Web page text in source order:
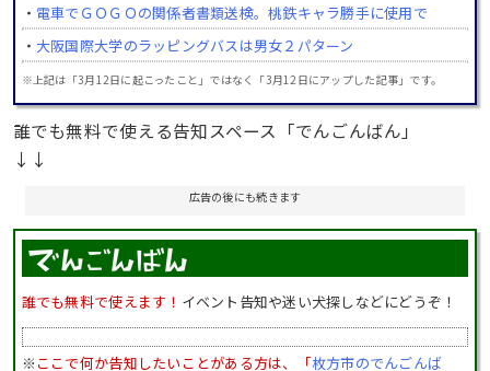
・ 電車でＧＯＧＯの関係者書類送検。桃鉄キャラ勝手に使用で
・ 大阪国際大学のラッピングバスは男女２パターン
※上記は「3月12日に起こったこと」ではなく「3月12日にアップした記事」です。
誰でも無料で使える告知スペース「でんごんばん」
↓↓
広告の後にも続きます
誰でも無料で使えます！ イベント告知や迷い犬探しなどにどうぞ！
※ ここで何か告知したいことがある方は、「枚方市のでんごんば